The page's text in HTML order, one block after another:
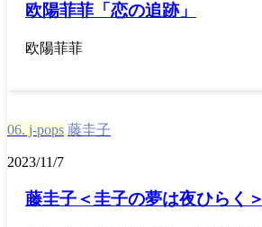
欧陽菲菲「恋の追跡」
欧陽菲菲
06. j-pops 藤圭子
2023/11/7
藤圭子＜圭子の夢は夜ひらく＞